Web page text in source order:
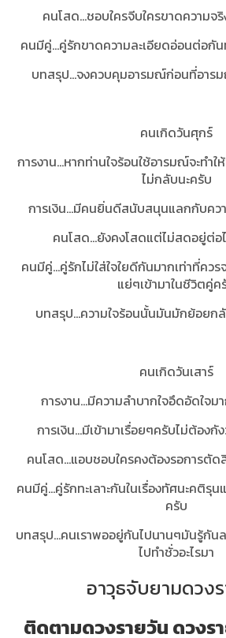
คนโสด...ชอบใครจีบใครขาดความจ
คนมีคู่...คู่รักขาดความละเอียดอ่อนต่อกั
บทสรุป...จงควบคุมอารมณ์ก่อนที่อาร
คนเกิดวันศุกร์
การงาน...หากท่านใจร้อนใช้อารมณ์จะทำ
ไม่กลับนะครับ
การเงิน...มีคนยิ่นดีสนับสนุนแลกกับคว
คนโสด...ยังคงโสดแต่ไม่สดอยู่ต่อ
คนมีคู่...คู่รักไม่ใส่ใจใยดีกันมากเท่าที่ควร
แย่ๆเข้ามาในชีวิตคู่ค
บทสรุป...ความใจร้อนนั้นมันมักย้อยกลั
คนเกิดวันเสาร์
การงาน...มีความลำบากใจอึดอัดใจ
การเงิน...มีเข้ามาเรื่อยๆครับไม่ต้องกั
คนโสด...แอบชอบใครคงต้องรอการตั
คนมีคู่...คู่รักทะเลาะกันในเรื่องทัศนะคติรุ
ครับ
บทสรุป...คนเราพออยู่กันไปนานๆมันรู้กัน
ไปทำชั่วอะไรมา
อาวุธจับยามดวง
ติดตามดวงรายวัน ดวงร